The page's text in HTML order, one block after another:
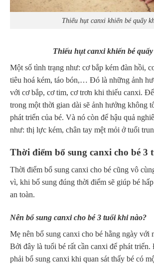
Thiếu hụt canxi khiến bé quấy
Thiếu hụt canxi khiến bé
Một số tình trạng như: cơ bắp kém đàn hồi,
tiêu hoá kém, táo bón,… Đó là những ảnh
với cơ bắp, cơ tim, cơ trơn khi thiếu canxi.
trong một thời gian dài sẽ ảnh hưởng không
phát triển của bé. Và nó còn để hậu quả
như: thị lực kém, chân tay mệt mỏi ở tuổi
Thời điểm bổ sung canxi cho bé 3
Thời điểm bổ sung canxi cho bé cũng vô
vì, khi bổ sung đúng thời điểm sẽ giúp bé
an toàn.
Nên bổ sung canxi cho bé 3 tuổi khi nào?
Mẹ nên bổ sung canxi cho bé hằng ngày với
Bởi đây là tuổi bé rất cần canxi để phát
phải bổ sung canxi khi quan sát thấy bé có